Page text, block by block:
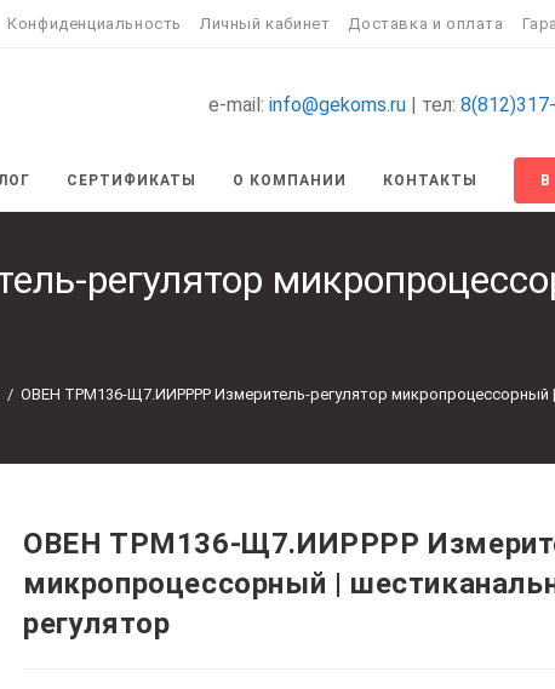
Конфиденциальность Личный кабинет Доставка и оплата
e-mail: info@gekoms.ru | тел:
СЕРТИФИКАТЫ О КОМПАНИИ КОНТАКТЫ
регулятор
/ ОВЕН ТРМ136-Щ7.ИИРРРР Измеритель-регулятор микропроцессорный
ОВЕН ТРМ136-Щ7.ИИРРРР
микропроцессорный |
регулятор